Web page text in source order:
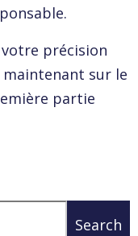
précision
maintenant sur le
partie
Search